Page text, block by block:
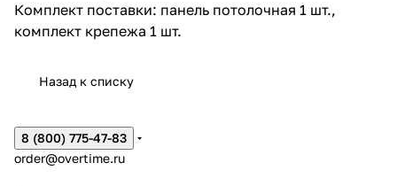
Комплект поставки: панель потолочная 1 шт.,
комплект крепежа 1 шт.
Назад к списку
8 (800) 775-47-83
order@overtime.ru